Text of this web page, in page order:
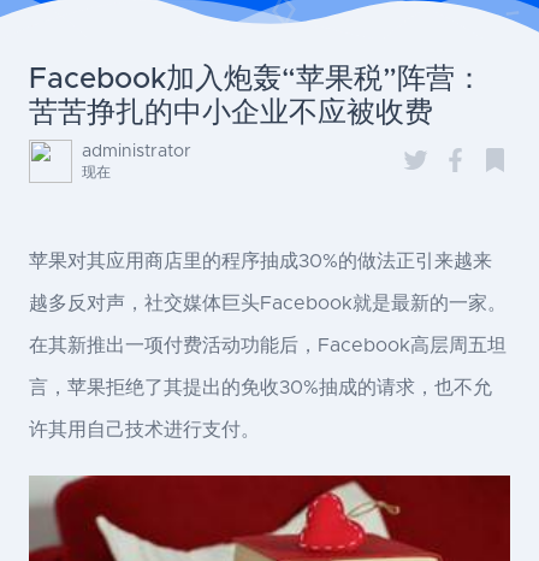
Facebook加入炮轰“苹果税”阵营：
苦苦挣扎的中小企业不应被收费
administrator
现在
苹果对其应用商店里的程序抽成30%的做法正引来越来
越多反对声，社交媒体巨头Facebook就是最新的一家。
在其新推出一项付费活动功能后，Facebook高层周五坦
言，苹果拒绝了其提出的免收30%抽成的请求，也不允
许其用自己技术进行支付。